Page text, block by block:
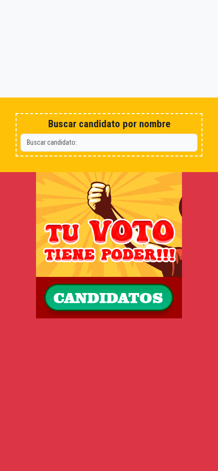
Buscar candidato por nombre